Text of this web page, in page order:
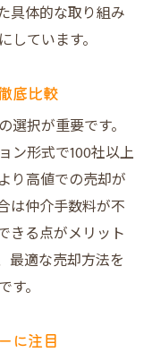
具体的な取り組み
ています。
底比較
択が重要です。
ン形式で100社以上
り高値での売却が
は仲介手数料が不
きる点がメリット
最適な売却方法を
。
に注目